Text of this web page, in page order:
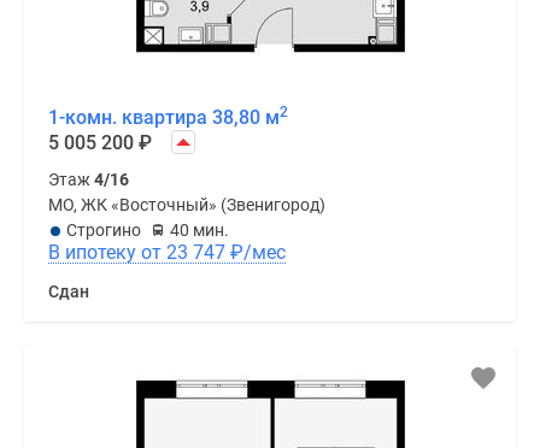
1-комн. квартира 38,80 м2
5 005 200 ₽
Этаж 4/16
МО, ЖК «Восточный» (Звенигород)
Строгино
40 мин.
В ипотеку от 23 747 ₽/мес
Сдан